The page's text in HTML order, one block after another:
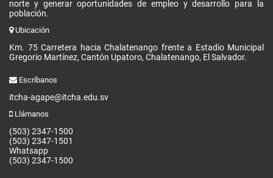
norte y generar oportunidades de empleo y desarrollo para la
población.
Ubicación
Km. 75 Carretera hacia Chalatenango frente a Estadio Municipal
Gregorio Martínez, Cantón Upatoro, Chalatenango, El Salvador.
Escríbanos
itcha-agape@itcha.edu.sv
Llámanos
(503) 2347-1500
(503) 2347-1501
Whatsapp
(503) 2347-1500